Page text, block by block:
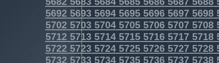
5692569356945695569656975698
5702570357045705570657075708
5712571357145715571657175718
5722572357245725572657275728
5732573357345735573657375738